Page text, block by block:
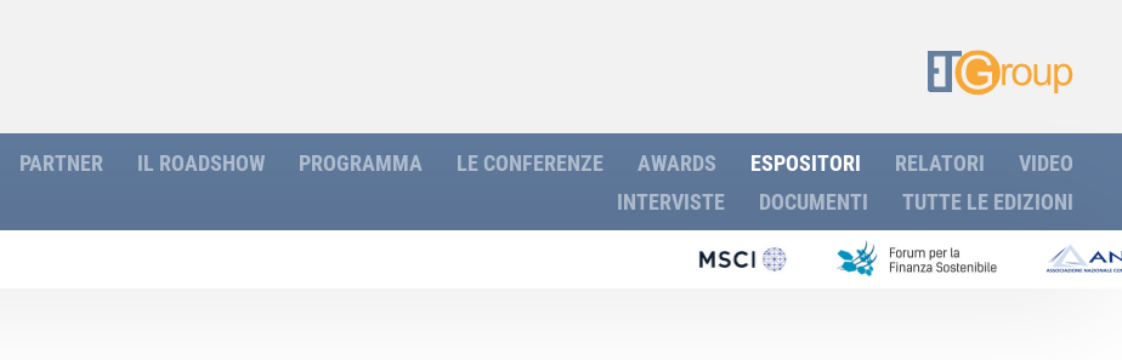
PARTNER IL ROADSHOW PROGRAMMA LE CONFERENZE AWARDS ESPOSITORI RELATORI
VIDEO
INTERVISTE
DOCUMENTI TUTTE LE EDIZIONI